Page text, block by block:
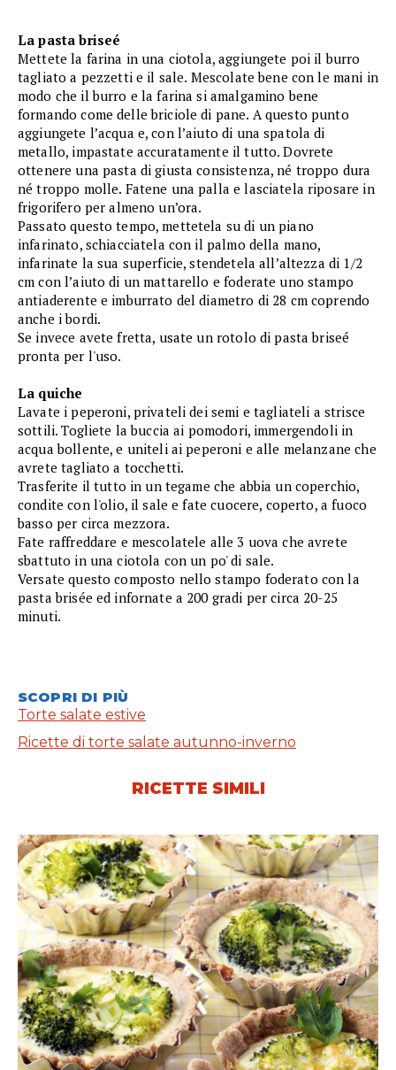
La pasta briseé
Mettete la farina in una ciotola, aggiungete poi il burro
tagliato a pezzetti e il sale. Mescolate bene con le mani in
modo che il burro e la farina si amalgamino bene
formando come delle briciole di pane. A questo punto
aggiungete l’acqua e, con l’aiuto di una spatola di
metallo, impastate accuratamente il tutto. Dovrete
ottenere una pasta di giusta consistenza, né troppo dura
né troppo molle. Fatene una palla e lasciatela riposare in
frigorifero per almeno un’ora.
Passato questo tempo, mettetela su di un piano
infarinato, schiacciatela con il palmo della mano,
infarinate la sua superficie, stendetela all’altezza di 1/2
cm con l’aiuto di un mattarello e foderate uno stampo
antiaderente e imburrato del diametro di 28 cm coprendo
anche i bordi.
Se invece avete fretta, usate un rotolo di pasta briseé
pronta per l'uso.
La quiche
Lavate i peperoni, privateli dei semi e tagliateli a strisce
sottili. Togliete la buccia ai pomodori, immergendoli in
acqua bollente, e uniteli ai peperoni e alle melanzane che
avrete tagliato a tocchetti.
Trasferite il tutto in un tegame che abbia un coperchio,
condite con l'olio, il sale e fate cuocere, coperto, a fuoco
basso per circa mezzora.
Fate raffreddare e mescolatele alle 3 uova che avrete
sbattuto in una ciotola con un po' di sale.
Versate questo composto nello stampo foderato con la
pasta brisée ed infornate a 200 gradi per circa 20-25
minuti.
SCOPRI DI PIÙ
Torte salate estive
Ricette di torte salate autunno-inverno
RICETTE SIMILI